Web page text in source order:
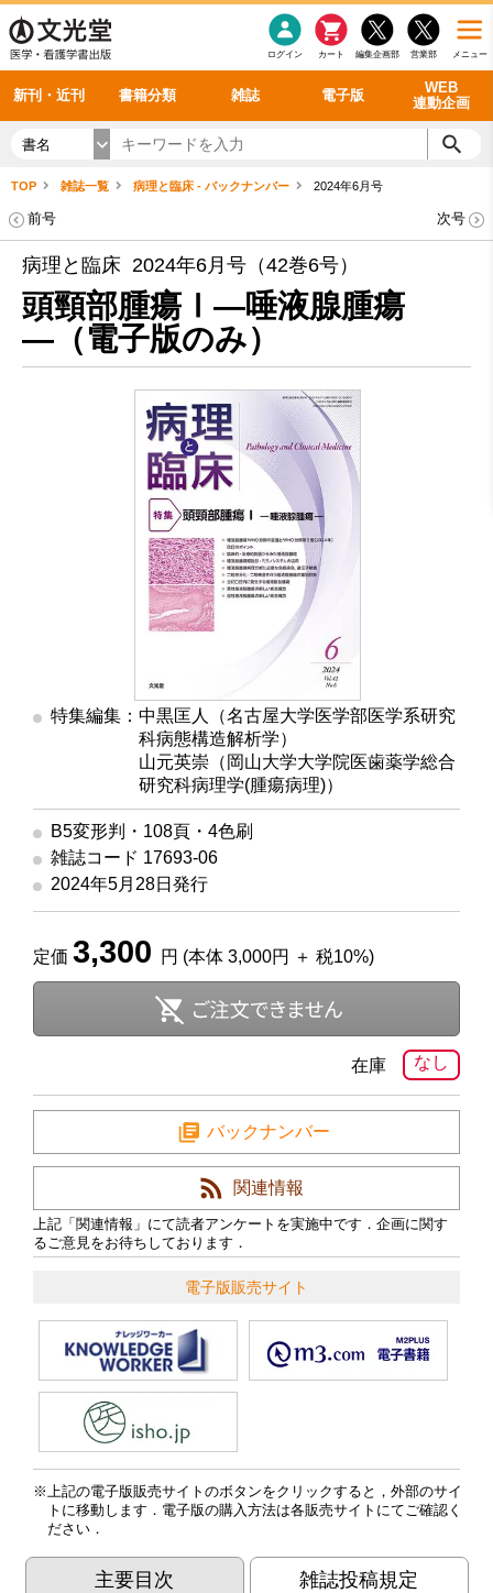
メニュー
営業部
編集企画部
カート
ログイン
新刊・近刊 書籍分類 雑誌 電子版
WEB
連動企画
感染症 老年医学
看護・介護
呼吸器
循環器
シリーズ一覧
雑誌投稿規定
理学療法
雑誌案内・年間購読 最新号 バックナンバー
電子書籍
電子雑誌
書籍「データに基づく臨床動作分析」WEB動画
書籍「眼手術学」WEB動画
書籍「神経症候学 II 改訂第二版」 WEB動画
新刊一覧
今後の発行予定
書名
TOP 雑誌一覧 病理と臨床 - バックナンバー 2024年6月号
前号 次号
病理と臨床 2024年6月号（42巻6号）
頭頸部腫瘍Ⅰ―唾液腺腫瘍
―（電子版のみ）
特集編集：中黒匡人（名古屋大学医学部医学系研究
科病態構造解析学）
山元英崇（岡山大学大学院医歯薬学総合
研究科病理学(腫瘍病理)）
B5変形判・108頁・4色刷
雑誌コード 17693-06
2024年5月28日発行
定価 3,300 円 (本体 3,000円 ＋ 税10%)
なし
在庫
バックナンバー
関連情報
上記「関連情報」にて読者アンケートを実施中です．企画に関す
るご意見をお待ちしております．
電子版販売サイト
上記の電子版販売サイトのボタンをクリックすると，外部のサイ
トに移動します．電子版の購入方法は各販売サイトにてご確認く
ださい．
主要目次 雑誌投稿規定